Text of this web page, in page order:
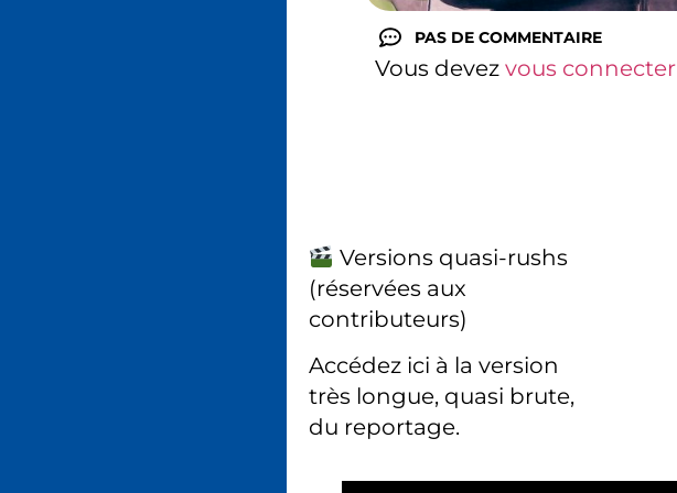
PAS DE COMMENTAIRE
Vous devez vous connecter
Versions quasi-rushs
(réservées aux
contributeurs)
Accédez ici à la version
très longue, quasi brute,
du reportage.